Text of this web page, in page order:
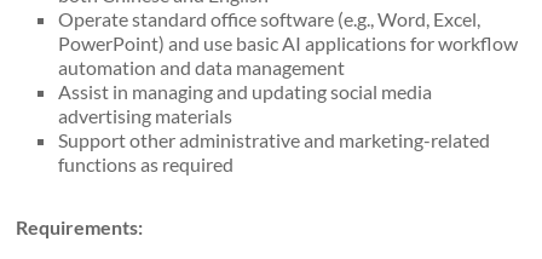
Operate standard office software (e.g., Word, Excel,
PowerPoint) and use basic AI applications for workflow
automation and data management
Assist in managing and updating social media
advertising materials
Support other administrative and marketing-related
functions as required
Requirements: